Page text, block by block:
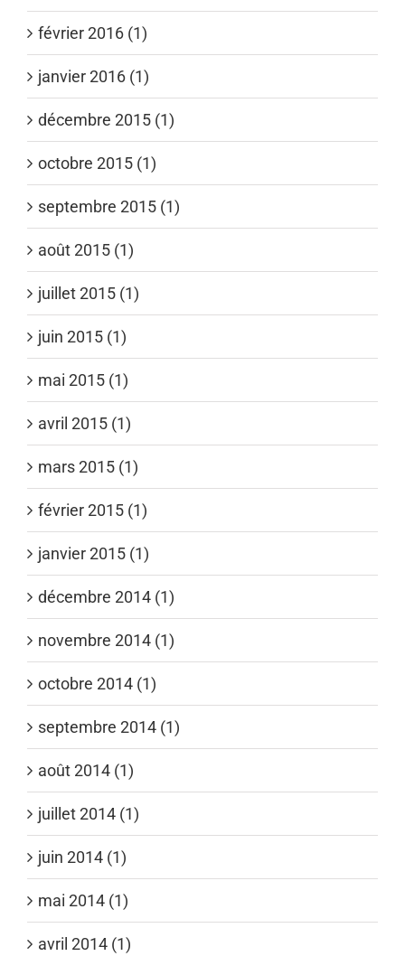
février 2016 (1)
janvier 2016 (1)
décembre 2015 (1)
octobre 2015 (1)
septembre 2015 (1)
août 2015 (1)
juillet 2015 (1)
juin 2015 (1)
mai 2015 (1)
avril 2015 (1)
mars 2015 (1)
février 2015 (1)
janvier 2015 (1)
décembre 2014 (1)
novembre 2014 (1)
octobre 2014 (1)
septembre 2014 (1)
août 2014 (1)
juillet 2014 (1)
juin 2014 (1)
mai 2014 (1)
avril 2014 (1)